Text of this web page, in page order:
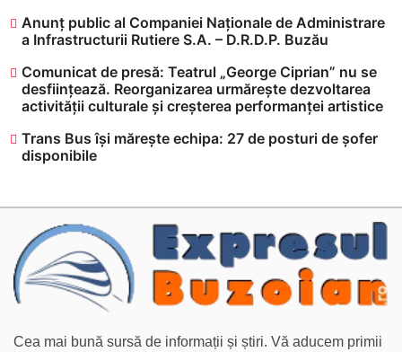
Anunț public al Companiei Naționale de Administrare
a Infrastructurii Rutiere S.A. – D.R.D.P. Buzău
Comunicat de presă: Teatrul „George Ciprian” nu se
desființează. Reorganizarea urmărește dezvoltarea
activității culturale și creșterea performanței artistice
Trans Bus își mărește echipa: 27 de posturi de șofer
disponibile
Cea mai bună sursă de informații și știri. Vă aducem primii